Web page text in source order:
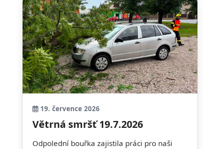
19. července 2026
Větrná smršť 19.7.2026
Odpolední bouřka zajistila práci pro naši